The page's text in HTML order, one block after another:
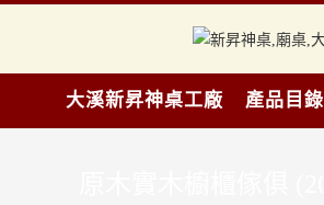
大溪新昇神桌工廠 產品目錄